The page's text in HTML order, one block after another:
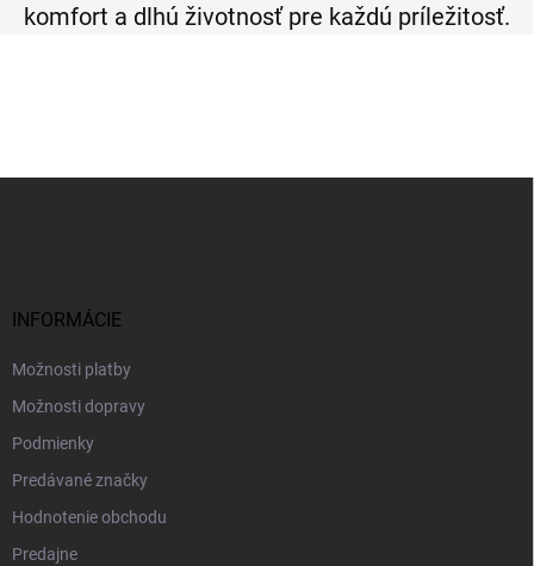
komfort a dlhú životnosť pre každú príležitosť.
INFORMÁCIE
Možnosti platby
Možnosti dopravy
Podmienky
Predávané značky
Hodnotenie obchodu
Predajne